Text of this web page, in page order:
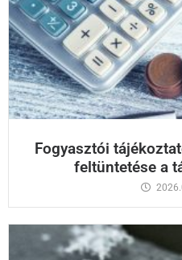
Fogyasztói
feltüntetése a